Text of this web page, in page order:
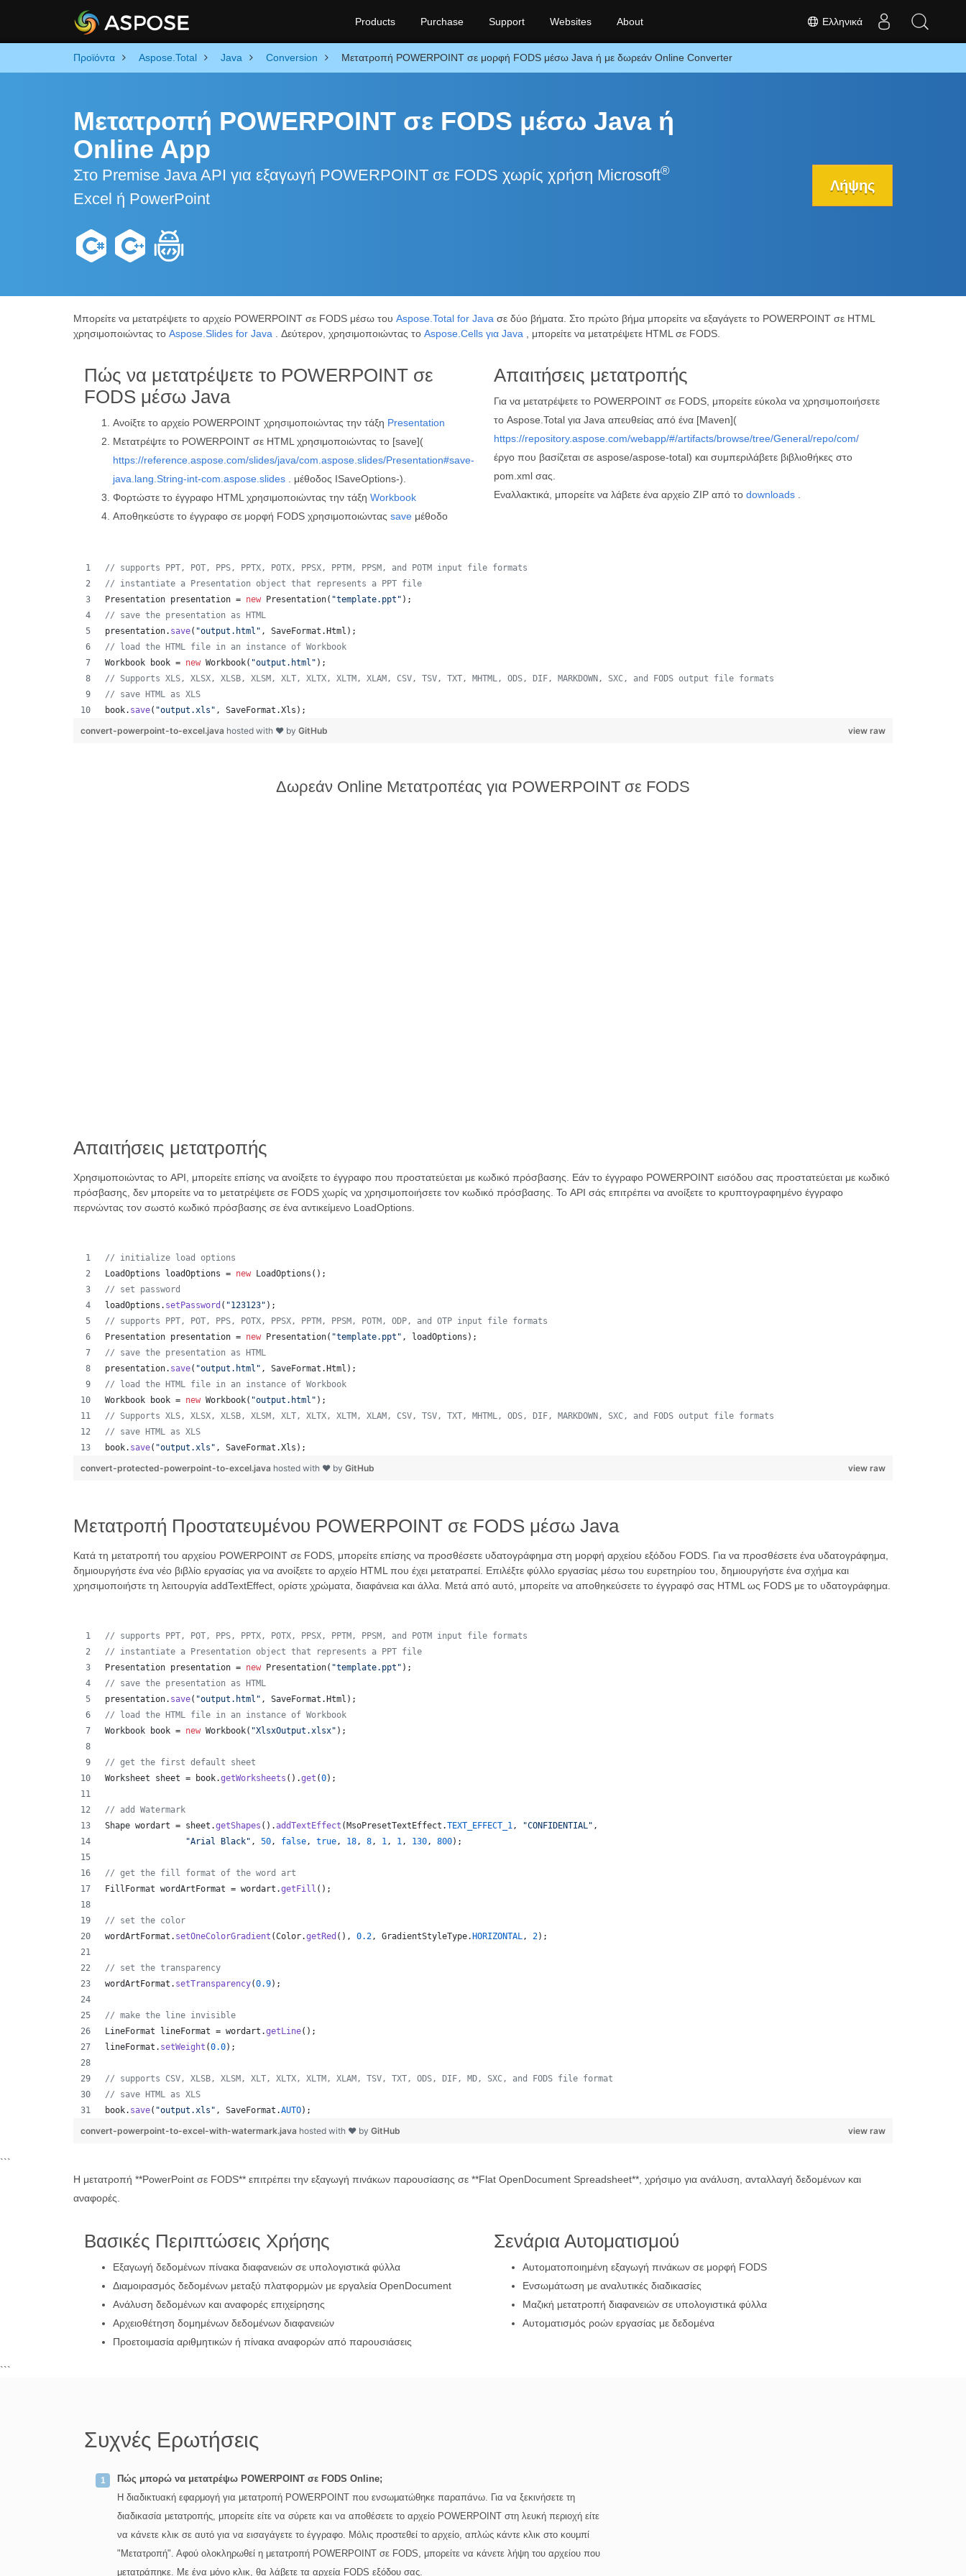
Ελληνικά
Products Purchase Support Websites About
Προϊόντα Aspose.Total Java Conversion Μετατροπή POWERPOINT σε μορφή FODS μέσω Java ή με δωρεάν Online Converter
Μετατροπή POWERPOINT σε FODS μέσω Java ή
Online App
Στο Premise Java API για εξαγωγή POWERPOINT σε FODS χωρίς χρήση Microsoft®
Excel ή PowerPoint
Λήψης
Μπορείτε να μετατρέψετε το αρχείο POWERPOINT σε FODS μέσω του Aspose.Total for Java σε δύο βήματα. Στο πρώτο βήμα μπορείτε να εξαγάγετε το POWERPOINT σε HTML
χρησιμοποιώντας το Aspose.Slides for Java . Δεύτερον, χρησιμοποιώντας το Aspose.Cells για Java , μπορείτε να μετατρέψετε HTML σε FODS.
Πώς να μετατρέψετε το POWERPOINT σε
FODS μέσω Java
Ανοίξτε το αρχείο POWERPOINT χρησιμοποιώντας την τάξη Presentation
Μετατρέψτε το POWERPOINT σε HTML χρησιμοποιώντας το [save](
https://reference.aspose.com/slides/java/com.aspose.slides/Presentation#save-
java.lang.String-int-com.aspose.slides . μέθοδος ISaveOptions-).
Φορτώστε το έγγραφο HTML χρησιμοποιώντας την τάξη Workbook
Αποθηκεύστε το έγγραφο σε μορφή FODS χρησιμοποιώντας save μέθοδο
Απαιτήσεις μετατροπής
Για να μετατρέψετε το POWERPOINT σε FODS, μπορείτε εύκολα να χρησιμοποιήσετε
το Aspose.Total για Java απευθείας από ένα [Maven](
https://repository.aspose.com/webapp/#/artifacts/browse/tree/General/repo/com/
έργο που βασίζεται σε aspose/aspose-total) και συμπεριλάβετε βιβλιοθήκες στο
pom.xml σας.
Εναλλακτικά, μπορείτε να λάβετε ένα αρχείο ZIP από το downloads
// supports PPT, POT, PPS, PPTX, POTX, PPSX, PPTM, PPSM, and POTM input file formats
// instantiate a Presentation object that represents a PPT file
Presentation presentation = new Presentation( "template.ppt" );
// save the presentation as HTML
presentation. save( "output.html" , SaveFormat . Html );
// load the HTML file in an instance of Workbook
Workbook
book = new Workbook( "output.html" );
// Supports XLS, XLSX, XLSB, XLSM, XLT, XLTX, XLTM, XLAM, CSV, TSV, TXT, MHTML, ODS, DIF, MARKDOWN, SXC, and FODS output file formats
// save HTML as XLS
book. save( "output.xls" , SaveFormat .Xls );
view raw
convert-powerpoint-to-excel.java hosted with ❤ by GitHub
Δωρεάν Online Μετατροπέας για POWERPOINT σε FODS
Απαιτήσεις μετατροπής
Χρησιμοποιώντας το API, μπορείτε επίσης να ανοίξετε το έγγραφο που προστατεύεται με κωδικό πρόσβασης. Εάν το έγγραφο POWERPOINT εισόδου σας προστατεύεται με κωδικό
πρόσβασης, δεν μπορείτε να το μετατρέψετε σε FODS χωρίς να χρησιμοποιήσετε τον κωδικό πρόσβασης. Το API σάς επιτρέπει να ανοίξετε το κρυπτογραφημένο έγγραφο
περνώντας τον σωστό κωδικό πρόσβασης σε ένα αντικείμενο LoadOptions.
// initialize load options
LoadOptions
loadOptions = new LoadOptions ();
// set password
loadOptions . setPassword ( "123123" );
// supports PPT, POT, PPS, POTX, PPSX, PPTM, PPSM, POTM, ODP, and OTP input file formats
Presentation presentation = new Presentation( "template.ppt" , loadOptions );
// save the presentation as HTML
presentation. save( "output.html" , SaveFormat . Html );
// load the HTML file in an instance of Workbook
Workbook
book = new Workbook( "output.html" );
// Supports XLS, XLSX, XLSB, XLSM, XLT, XLTX, XLTM, XLAM, CSV, TSV, TXT, MHTML, ODS, DIF, MARKDOWN, SXC, and FODS output file formats
// save HTML as XLS
book. save( "output.xls" , SaveFormat .Xls );
view raw
convert-protected-powerpoint-to-excel.java hosted with ❤ by GitHub
Μετατροπή Προστατευμένου POWERPOINT σε FODS μέσω Java
Κατά τη μετατροπή του αρχείου POWERPOINT σε FODS, μπορείτε επίσης να προσθέσετε υδατογράφημα στη μορφή αρχείου εξόδου FODS. Για να προσθέσετε ένα υδατογράφημα,
δημιουργήστε ένα νέο βιβλίο εργασίας για να ανοίξετε το αρχείο HTML που έχει μετατραπεί. Επιλέξτε φύλλο εργασίας μέσω του ευρετηρίου του, δημιουργήστε ένα σχήμα και
χρησιμοποιήστε τη λειτουργία addTextEffect, ορίστε χρώματα, διαφάνεια και άλλα. Μετά από αυτό, μπορείτε να αποθηκεύσετε το έγγραφό σας HTML ως FODS με το υδατογράφημα.
// supports PPT, POT, PPS, PPTX, POTX, PPSX, PPTM, PPSM, and POTM input file formats
// instantiate a Presentation object that represents a PPT file
Presentation presentation = new Presentation( "template.ppt" );
// save the presentation as HTML
presentation. save( "output.html" , SaveFormat . Html );
// load the HTML file in an instance of Workbook
Workbook
book = new Workbook( "XlsxOutput.xlsx" );
// get the first default sheet
Worksheet
sheet = book.getWorksheets ().get (0);
// add Watermark
Shape wordart = sheet .getShapes ().addTextEffect ( MsoPresetTextEffect .TEXT_EFFECT_1, "CONFIDENTIAL" ,
"Arial Black" , 50, false, true, 18, 8, 1, 1, 130, 800);
// get the fill format of the word art
FillFormat wordArtFormat = wordart .getFill ();
// set the color
wordArtFormat . setOneColorGradient (Color.getRed (), 0.2, GradientStyleType. HORIZONTAL, 2);
// set the transparency
wordArtFormat . setTransparency(0.9);
// make the line invisible
LineFormat
lineFormat = wordart .getLine();
lineFormat . setWeight (0.0);
// supports CSV, XLSB, XLSM, XLT, XLTX, XLTM, XLAM, TSV, TXT, ODS, DIF, MD, SXC, and FODS file format
// save HTML as XLS
book. save( "output.xls" , SaveFormat .AUTO);
view raw
convert-powerpoint-to-excel-with-watermark.java hosted with ❤ by GitHub
```
Η μετατροπή **PowerPoint σε FODS** επιτρέπει την εξαγωγή πινάκων παρουσίασης σε **Flat OpenDocument Spreadsheet**, χρήσιμο για ανάλυση, ανταλλαγή δεδομένων και
αναφορές.
Βασικές Περιπτώσεις Χρήσης
Εξαγωγή δεδομένων πίνακα διαφανειών σε υπολογιστικά φύλλα
Διαμοιρασμός δεδομένων μεταξύ πλατφορμών με εργαλεία OpenDocument
Ανάλυση δεδομένων και αναφορές επιχείρησης
Αρχειοθέτηση δομημένων δεδομένων διαφανειών
Προετοιμασία αριθμητικών ή πίνακα αναφορών από παρουσιάσεις
Σενάρια Αυτοματισμού
Αυτοματοποιημένη εξαγωγή πινάκων σε μορφή FODS
Ενσωμάτωση με αναλυτικές διαδικασίες
Μαζική μετατροπή διαφανειών σε υπολογιστικά φύλλα
Αυτοματισμός ροών εργασίας με δεδομένα
```
Συχνές Ερωτήσεις
Πώς μπορώ να μετατρέψω POWERPOINT σε FODS Online;
Η διαδικτυακή εφαρμογή για μετατροπή POWERPOINT που ενσωματώθηκε παραπάνω. Για να ξεκινήσετε τη
διαδικασία μετατροπής, μπορείτε είτε να σύρετε και να αποθέσετε το αρχείο POWERPOINT στη λευκή περιοχή είτε
να κάνετε κλικ σε αυτό για να εισαγάγετε το έγγραφο. Μόλις προστεθεί το αρχείο, απλώς κάντε κλικ στο κουμπί
"Μετατροπή". Αφού ολοκληρωθεί η μετατροπή POWERPOINT σε FODS, μπορείτε να κάνετε λήψη του αρχείου που
μετατράπηκε. Με ένα μόνο κλικ, θα λάβετε τα αρχεία FODS εξόδου σας.